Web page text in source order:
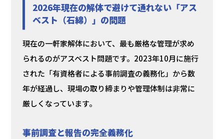
2026年現在の解体で避けて通れない「アス
ベスト（石綿）」の問題
現在の一軒家解体において、最も厳格な管理が求め
られるのがアスベスト問題です。2023年10月に施行
された「有資格者による事前調査の義務化」から数
年が経過し、現場の取り締まりや管理体制は非常に
厳しくなっています。
事前調査と報告の完全義務化